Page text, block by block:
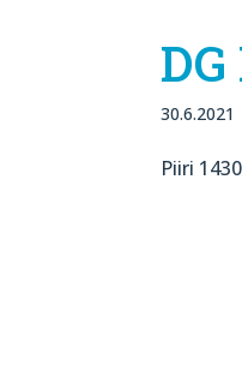
30.6.2021
Piiri